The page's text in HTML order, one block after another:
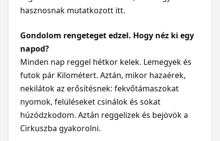
hasznosnak mutatkozott itt.
Gondolom rengeteget edzel. Hogy néz ki egy
napod?
Minden nap reggel hétkor kelek. Lemegyek és
futok pár Kilométert. Aztán, mikor hazaérek,
nekilátok az erősítésnek: fekvőtámaszokat
nyomok, felüléseket csinálok és sokat
húzódzkodom. Aztán reggelizek és bejövök a
Cirkuszba gyakorolni.